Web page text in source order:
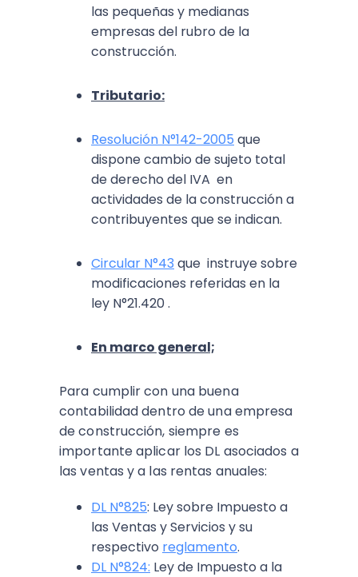
las pequeñas y medianas
empresas del rubro de la
construcción.
Tributario:
Resolución N°142-2005 que
dispone cambio de sujeto total
de derecho del IVA en
actividades de la construcción a
contribuyentes que se indican.
Circular N°43 que instruye sobre
modificaciones referidas en la
ley N°21.420 .
En marco general;
Para cumplir con una buena
contabilidad dentro de una empresa
de construcción, siempre es
importante aplicar los DL asociados a
las ventas y a las rentas anuales:
DL N°825: Ley sobre Impuesto a
las Ventas y Servicios y su
respectivo reglamento.
DL N°824: Ley de Impuesto a la